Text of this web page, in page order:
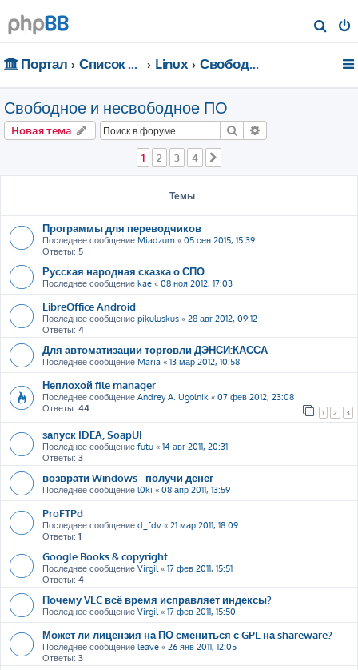
о
Портал Список форумов Linux Свободное и несвободное ПО
Свободное и несвободное ПО
Новая тема Поиск
1 2 3 4
Темы
Программы для переводчиков
Последнее сообщение Miadzum « 05 сен 2015, 15:39
Ответы: 5
Русская народная сказка о СПО
Последнее сообщение kae « 08 ноя 2012, 17:03
LibreOffice Android
Последнее сообщение pikuluskus « 28 авг 2012, 09:12
Ответы: 4
Для автоматизации торговли ДЭНСИ:КАССА
Последнее сообщение Maria « 13 мар 2012, 10:58
Неплохой file manager
Последнее сообщение Andrey A. Ugolnik « 07 фев 2012, 23:08
Ответы: 44 1 2 3
запуск IDEA, SoapUI
Последнее сообщение futu « 14 авг 2011, 20:31
Ответы: 3
возврати Windows - получи денег
Последнее сообщение l0ki « 08 апр 2011, 13:59
ProFTPd
Последнее сообщение d_fdv « 21 мар 2011, 18:09
Ответы: 1
Google Books & copyright
Последнее сообщение Virgil« 17 фев 2011, 15:51
Ответы: 4
Почему VLC всё время исправляет индексы?
Последнее сообщение Virgil« 17 фев 2011, 15:50
Может ли лицензия на ПО смениться с GPL на shareware?
Последнее сообщение leave « 26 янв 2011, 12:05
Ответы: 3